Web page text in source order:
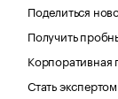
Поделиться
Получить
Корпоративная
Стать экспертом